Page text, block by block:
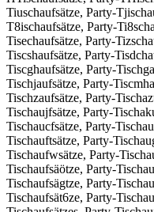
Tiuschaufsätze, Party-
T8ischaufsätze, Party-
Tisechaufsätze, Party-
Tiscshaufsätze, Party-
Tiscghaufsätze, Party-
Tischjaufsätze, Party-
Tischzaufsätze, Party-
Tischaujfsätze, Party-
Tischaucfsätze, Party-
Tischauftsätze, Party-
Tischaufwsätze, Party-
Tischaufsäötze, Party-
Tischaufsägtze, Party-
Tischaufsät6ze, Party-